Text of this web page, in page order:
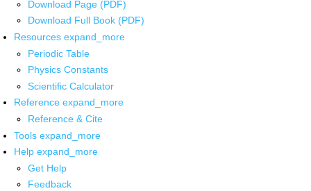
Download Page (PDF)
Download Full Book (PDF)
Resources expand_more
Periodic Table
Physics Constants
Scientific Calculator
Reference expand_more
Reference & Cite
Tools expand_more
Help expand_more
Get Help
Feedback